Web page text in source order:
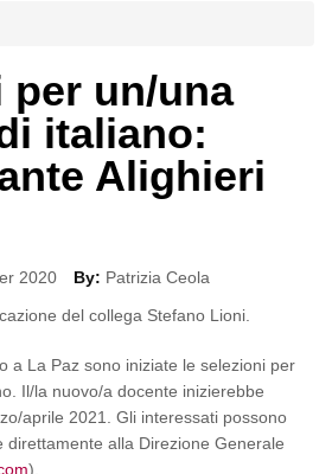
per un/una
italiano:
Alighieri
2020 By: Patrizia Ceola
del collega Stefano Lioni.
a La Paz sono iniziate le selezioni per
Il/la nuovo/a docente inizierebbe
aprile 2021. Gli interessati possono
direttamente alla Direzione Generale
).